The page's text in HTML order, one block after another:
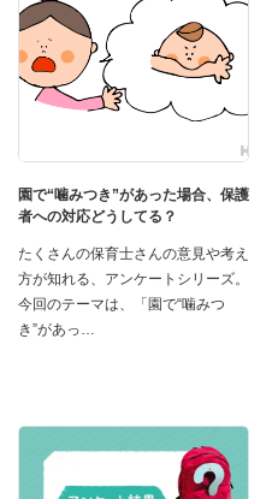
園で“噛みつき”があった場合、保護
者への対応どうしてる？
たくさんの保育士さんの意見や考え
方が知れる、アンケートシリーズ。
今回のテーマは、「園で“噛みつ
き”があっ